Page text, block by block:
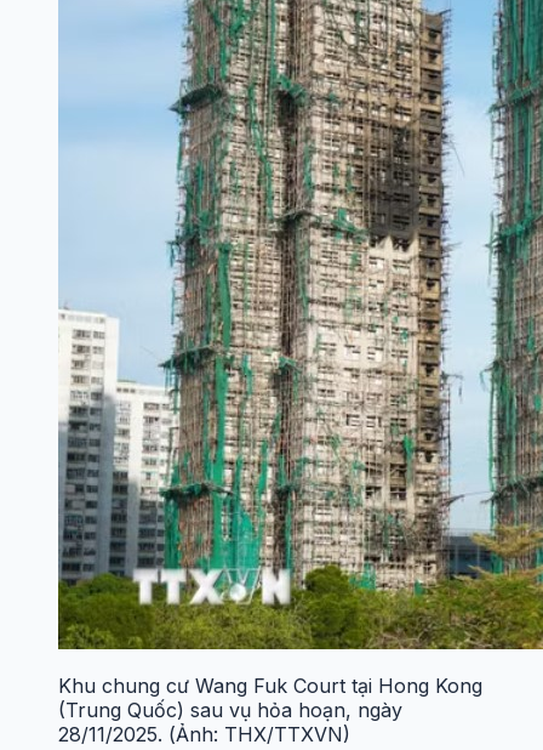
Khu chung cư Wang Fuk Court tại Hong Kong
(Trung Quốc) sau vụ hỏa hoạn, ngày
28/11/2025. (Ảnh: THX/TTXVN)